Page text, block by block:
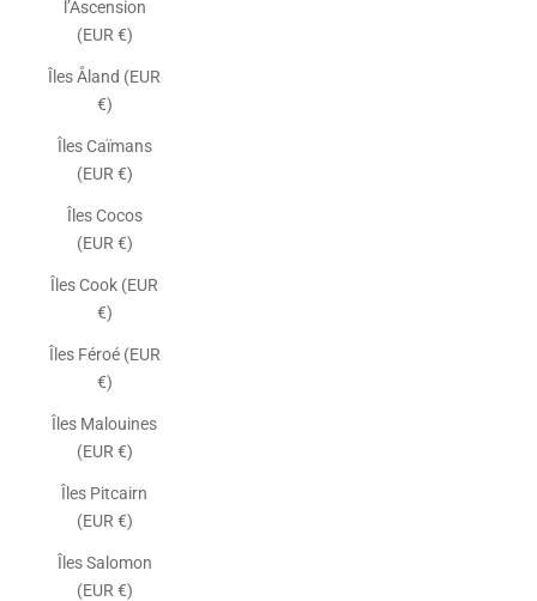
l’Ascension
(EUR €)
Îles Åland (EUR
€)
Îles Caïmans
(EUR €)
Îles Cocos
(EUR €)
Îles Cook (EUR
€)
Îles Féroé (EUR
€)
Îles Malouines
(EUR €)
Îles Pitcairn
(EUR €)
Îles Salomon
(EUR €)